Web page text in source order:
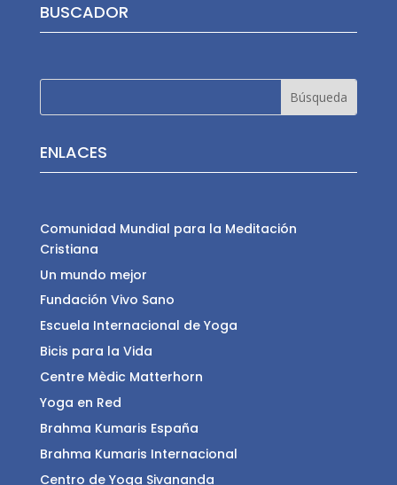
BUSCADOR
ENLACES
Comunidad Mundial para la Meditación
Cristiana
Un mundo mejor
Fundación Vivo Sano
Escuela Internacional de Yoga
Bicis para la Vida
Centre Mèdic Matterhorn
Yoga en Red
Brahma Kumaris España
Brahma Kumaris Internacional
Centro de Yoga Sivananda